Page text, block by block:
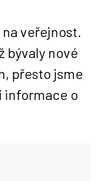
veřejnost.
bývaly nové
přesto jsme
informace o